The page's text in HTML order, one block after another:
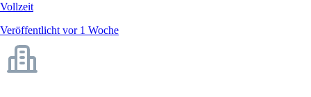
Vollzeit
Veröffentlicht vor 1 Woche